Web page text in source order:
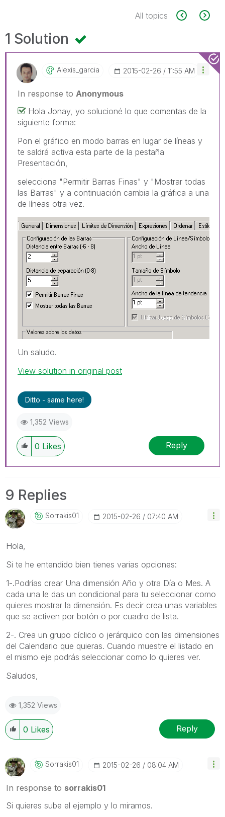
All topics
1 Solution
Alexis_garcia ‎2015-02-26 11:55 AM
In response to Anonymous
Hola Jonay, yo solucioné lo que comentas de la
siguiente forma:
Pon el gráfico en modo barras en lugar de líneas y
te saldrá activa esta parte de la pestaña
Presentación,
selecciona "Permitir Barras Finas" y "Mostrar todas
las Barras" y a continuación cambia la gráfica a una
de líneas otra vez.
Un saludo.
View solution in original post
Ditto - same here!
1,352 Views
0 Likes Reply
9 Replies
Sorrakis01 ‎2015-02-26 07:40 AM
Hola,
Si te he entendido bien tienes varias opciones:
1-.Podrías crear Una dimensión Año y otra Día o Mes. A
cada una le das un condicional para tu seleccionar como
quieres mostrar la dimensión. Es decir crea unas variables
que se activen por botón o por cuadro de lista.
2-. Crea un grupo cíclico o jerárquico con las dimensiones
del Calendario que quieras. Cuando muestre el listado en
el mismo eje podrás seleccionar como lo quieres ver.
Saludos,
1,352 Views
0 Likes Reply
Sorrakis01 ‎2015-02-26 08:04 AM
In response to sorrakis01
Si quieres sube el ejemplo y lo miramos.